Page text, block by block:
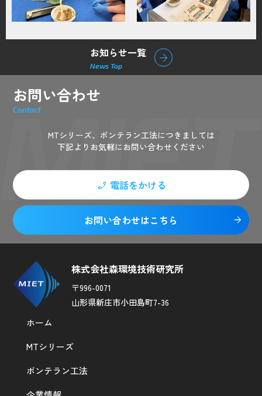
お知らせ一覧
News Top
arrow_forward
お問い合わせ
Contact
MTシリーズ、ボンテラン工法につきましては
下記よりお気軽にお問い合わせください
phone_enabled 電話をかける
お問い合わせはこちら arrow_forward
株式会社森環境技術研究所
〒996-0071
山形県新庄市小田島町7-36
ホーム
MTシリーズ
ボンテラン工法